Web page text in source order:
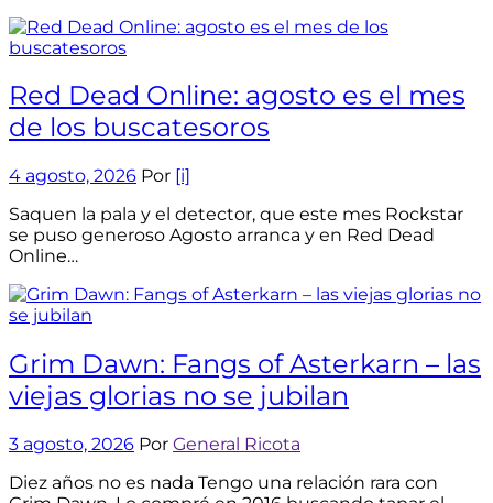
Red Dead Online: agosto es el mes
de los buscatesoros
4 agosto, 2026 Por [i]
Saquen la pala y el detector, que este mes Rockstar
se puso generoso Agosto arranca y en Red Dead
Online…
Grim Dawn: Fangs of Asterkarn – las
viejas glorias no se jubilan
3 agosto, 2026 Por General Ricota
Diez años no es nada Tengo una relación rara con